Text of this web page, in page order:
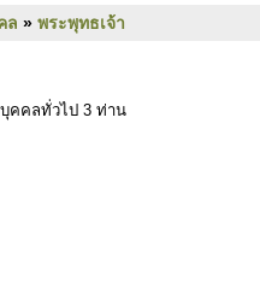
ล » พระพุทธเจ้า
คคลทั่วไป 3 ท่าน